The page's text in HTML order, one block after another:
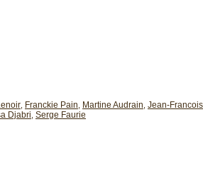
Franckie Pain Martine Audrain Jean-
Djabri Serge Faurie